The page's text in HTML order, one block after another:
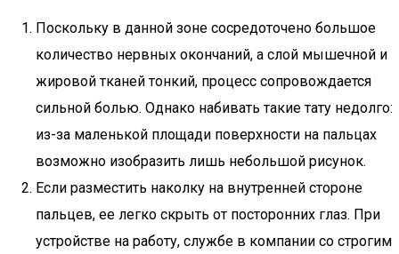
Поскольку в данной зоне сосредоточено большое
количество нервных окончаний, а слой мышечной и
жировой тканей тонкий, процесс сопровождается
сильной болью. Однако набивать такие тату недолго:
из-за маленькой площади поверхности на пальцах
возможно изобразить лишь небольшой рисунок.
Если разместить наколку на внутренней стороне
пальцев, ее легко скрыть от посторонних глаз. При
устройстве на работу, службе в компании со строгим